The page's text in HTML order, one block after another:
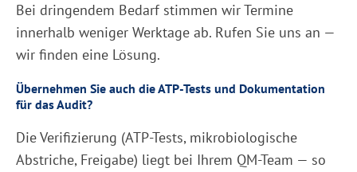
Bei dringendem Bedarf stimmen wir Termine
innerhalb weniger Werktage ab. Rufen Sie uns an —
wir finden eine Lösung.
Übernehmen Sie auch die ATP-Tests und Dokumentation
für das Audit?
Die Verifizierung (ATP-Tests, mikrobiologische
Abstriche, Freigabe) liegt bei Ihrem QM-Team — so